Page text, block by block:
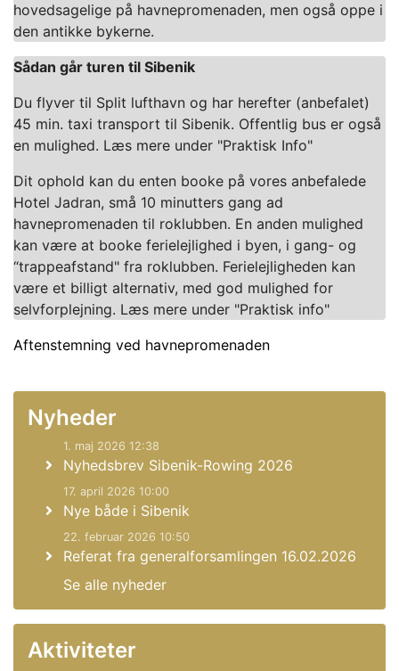
hovedsagelige på havnepromenaden, men også oppe i
den antikke bykerne.
Sådan går turen til Sibenik
Du flyver til Split lufthavn og har herefter (anbefalet)
45 min. taxi transport til Sibenik. Offentlig bus er også
en mulighed. Læs mere under "Praktisk Info"
Dit ophold kan du enten booke på vores anbefalede
Hotel Jadran, små 10 minutters gang ad
havnepromenaden til roklubben. En anden mulighed
kan være at booke ferielejlighed i byen, i gang- og
“trappeafstand" fra roklubben. Ferielejligheden kan
være et billigt alternativ, med god mulighed for
selvforplejning. Læs mere under "Praktisk info"
Aftenstemning ved havnepromenaden
Nyheder
1. maj 2026 12:38
Nyhedsbrev Sibenik-Rowing 2026
17. april 2026 10:00
Nye både i Sibenik
22. februar 2026 10:50
Referat fra generalforsamlingen 16.02.2026
Se alle nyheder
Aktiviteter